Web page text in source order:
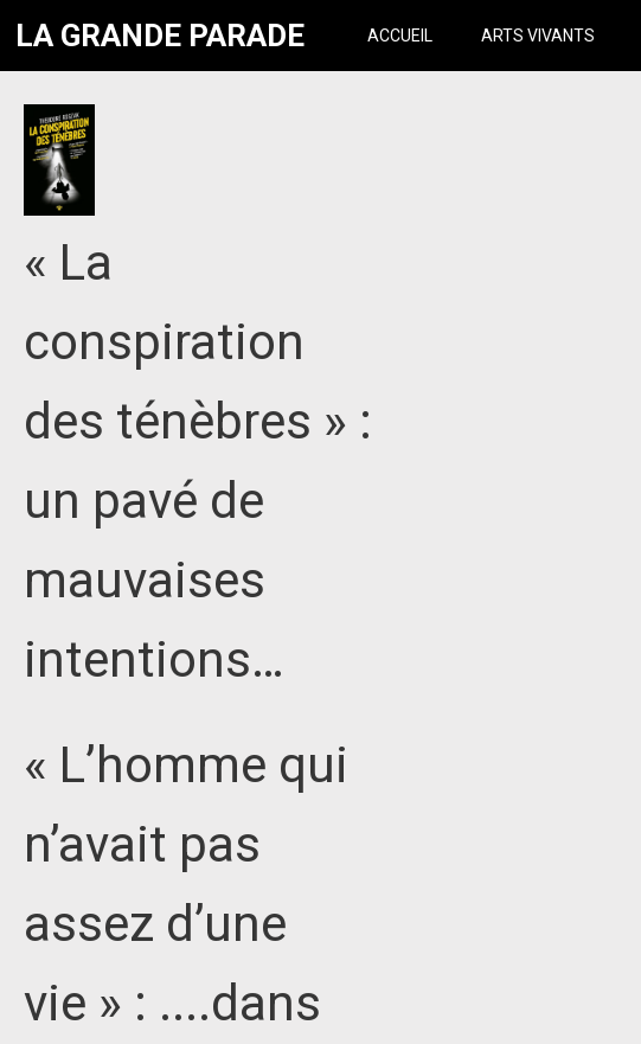
LA GRANDE PARADE ACCUEIL ARTS VIVANTS
« La
conspiration
des ténèbres » :
un pavé de
mauvaises
intentions…
« L’homme qui
n’avait pas
assez d’une
vie » : ....dans